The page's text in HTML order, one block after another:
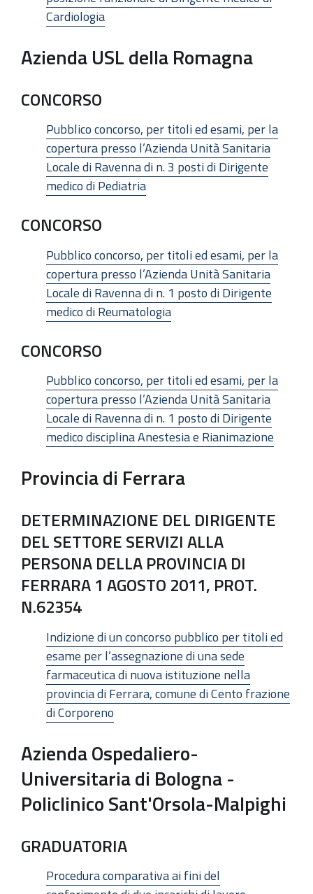
Cardiologia
Azienda USL della Romagna
CONCORSO
Pubblico concorso, per titoli ed esami, per la
copertura presso l’Azienda Unità Sanitaria
Locale di Ravenna di n. 3 posti di Dirigente
medico di Pediatria
CONCORSO
Pubblico concorso, per titoli ed esami, per la
copertura presso l’Azienda Unità Sanitaria
Locale di Ravenna di n. 1 posto di Dirigente
medico di Reumatologia
CONCORSO
Pubblico concorso, per titoli ed esami, per la
copertura presso l’Azienda Unità Sanitaria
Locale di Ravenna di n. 1 posto di Dirigente
medico disciplina Anestesia e Rianimazione
Provincia di Ferrara
DETERMINAZIONE DEL DIRIGENTE
DEL SETTORE SERVIZI ALLA
PERSONA DELLA PROVINCIA DI
FERRARA 1 AGOSTO 2011, PROT.
N.62354
Indizione di un concorso pubblico per titoli ed
esame per l’assegnazione di una sede
farmaceutica di nuova istituzione nella
provincia di Ferrara, comune di Cento frazione
di Corporeno
Azienda Ospedaliero-
Universitaria di Bologna -
Policlinico Sant'Orsola-Malpighi
GRADUATORIA
Procedura comparativa ai fini del